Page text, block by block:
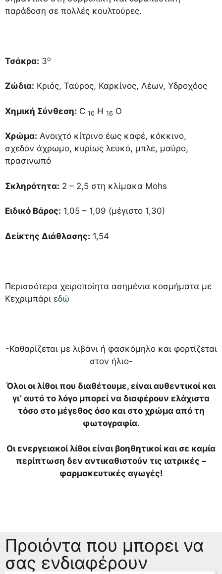
παράδοση σε πολλές κουλτούρες.
Τσάκρα: 3ο
Ζώδια: Κριός, Ταύρος, Καρκίνος, Λέων, Υδροχόος
Χημική Σύνθεση: C 10 H 16 O
Χρώμα: Ανοιχτό κίτρινο έως καφέ, κόκκινο,
σχεδόν άχρωμο, κυρίως λευκό, μπλε, μαύρο,
πρασινωπό
Σκληρότητα: 2 – 2,5 στη κλίμακα Mohs
Ειδικό Βάρος: 1,05 – 1,09 (μέγιστο 1,30)
Δείκτης Διάθλασης: 1,54
Περισσότερα χειροποίητα ασημένια κοσμήματα με
Κεχριμπάρι εδώ
-Καθαρίζεται με λιβάνι ή φασκόμηλο και φορτίζεται
στον ήλιο-
Όλοι οι λίθοι που διαθέτουμε, είναι αυθεντικοί και
γι’ αυτό το λόγο μπορεί να διαφέρουν ελάχιστα
τόσο στο μέγεθος όσο και στο χρώμα από τη
φωτογραφία.
Οι ενεργειακοί λίθοι είναι βοηθητικοί και σε καμία
περίπτωση δεν αντικαθιστούν τις ιατρικές –
φαρμακευτικές αγωγές!
Προιόντα που μπορει να
σας ενδιαφέρουν